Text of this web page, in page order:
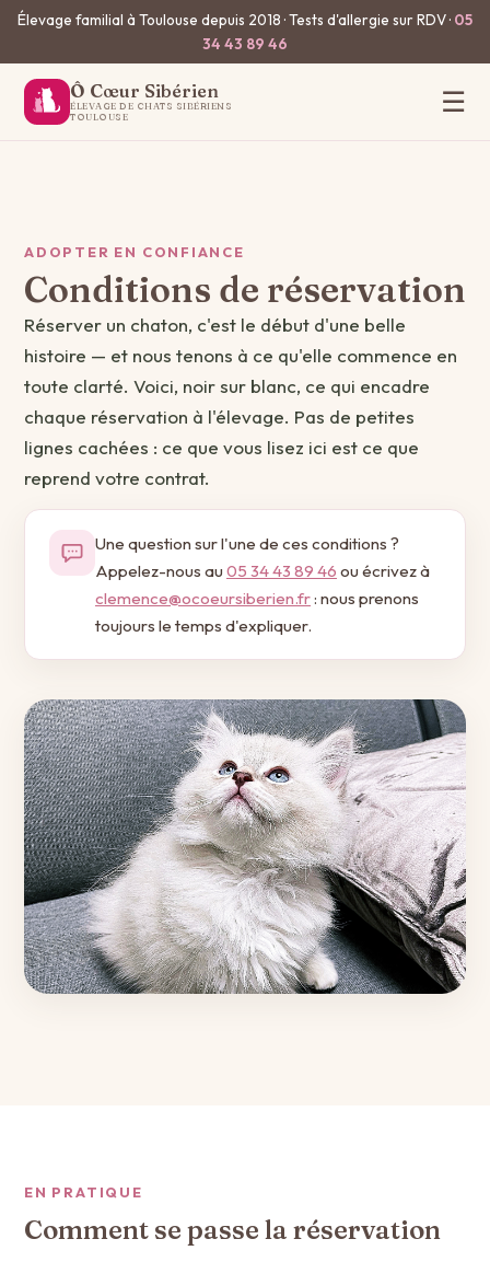
Élevage familial à Toulouse depuis 2018 · Tests d'allergie sur RDV · 05
34 43 89 46
Ô Cœur Sibérien
ÉLEVAGE DE CHATS SIBÉRIENS
TOULOUSE
☰
ADOPTER EN CONFIANCE
Conditions de réservation
Réserver un chaton, c'est le début d'une belle
histoire — et nous tenons à ce qu'elle commence en
toute clarté. Voici, noir sur blanc, ce qui encadre
chaque réservation à l'élevage. Pas de petites
lignes cachées : ce que vous lisez ici est ce que
reprend votre contrat.
Une question sur l'une de ces conditions ?
Appelez-nous au 05 34 43 89 46 ou écrivez à
clemence@ocoeursiberien.fr: nous prenons
toujours le temps d'expliquer.
EN PRATIQUE
Comment se passe la réservation